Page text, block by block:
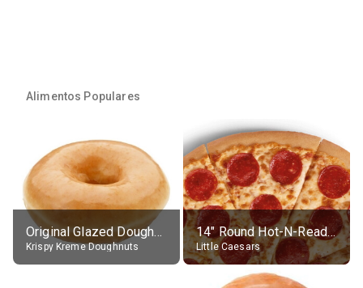
Alimentos Populares
Original Glazed Doughnut
Krispy Kreme Doughnuts
14" Round Hot-N-Ready Pepperoni Pizza
Little Caesars